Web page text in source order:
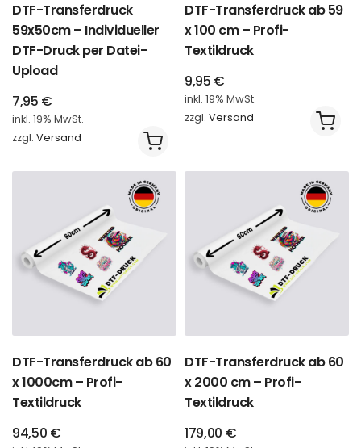
DTF-Transferdruck
59x50cm – Individueller
DTF-Druck per Datei-
Upload
7,95 €
inkl. 19% MwSt.
zzgl. Versand
DTF-Transferdruck ab 59
x 100 cm – Profi-
Textildruck
9,95 €
inkl. 19% MwSt.
zzgl. Versand
DTF-Transferdruck ab 60
x 1000cm – Profi-
Textildruck
94,50 €
DTF-Transferdruck ab 60
x 2000 cm – Profi-
Textildruck
179,00 €